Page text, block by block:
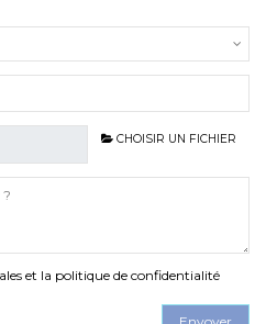
CHOISIR UN FICHIER
et la politique de confidentialité